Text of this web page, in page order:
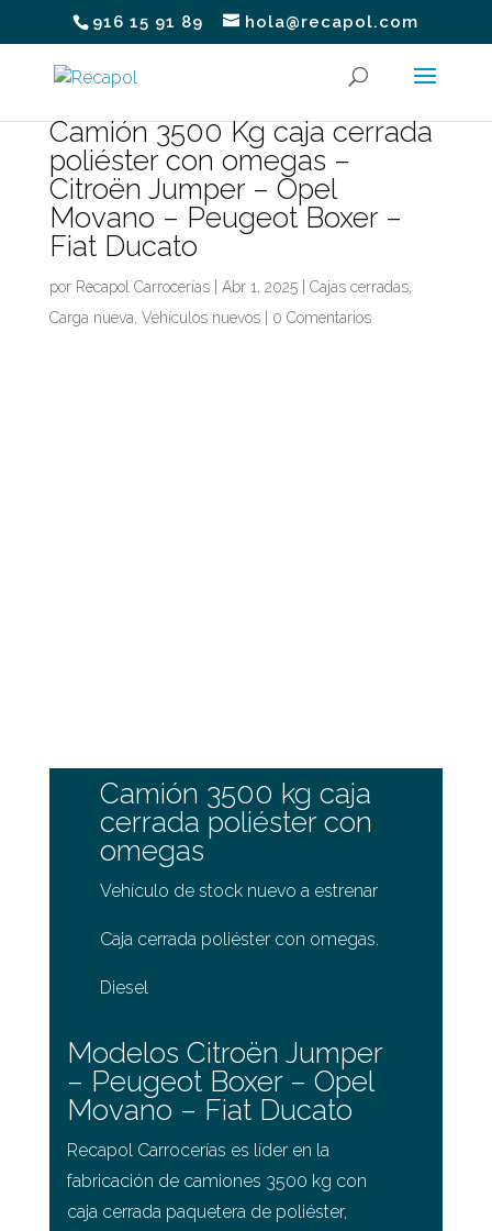
916 15 91 89 hola@recapol.com
Camión 3500 Kg caja cerrada
poliéster con omegas –
Citroën Jumper – Opel
Movano – Peugeot Boxer –
Fiat Ducato
por Recapol Carrocerías| Abr 1, 2025| Cajas cerradas,
Carga nueva Vehículos nuevos| 0 Comentarios
Camión 3500 kg caja
cerrada poliéster con
omegas
Vehículo de stock nuevo a estrenar
Caja cerrada poliéster con omegas.
Diesel
Modelos Citroën Jumper
– Peugeot Boxer – Opel
Movano – Fiat Ducato
Recapol Carrocerías es líder en la
fabricación de camiones 3500 kg con
caja cerrada paquetera de poliéster,